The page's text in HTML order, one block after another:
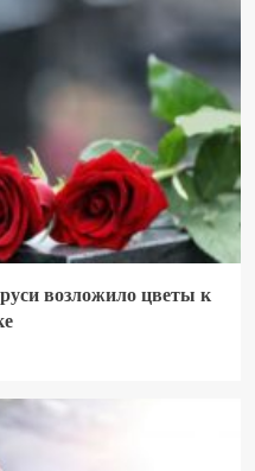
возложило цветы к